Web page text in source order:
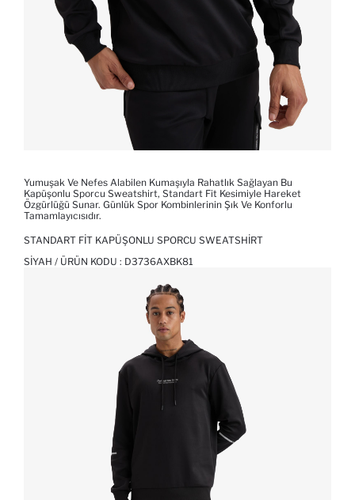
Yumuşak Ve Nefes Alabilen Kumaşıyla Rahatlık Sağlayan Bu
Kapüşonlu Sporcu Sweatshirt, Standart Fit Kesimiyle Hareket
Özgürlüğü Sunar. Günlük Spor Kombinlerinin Şık Ve Konforlu
Tamamlayıcısıdır.
STANDART FIT KAPÜŞONLU SPORCU SWEATSHIRT
SIYAH / ÜRÜN KODU : D3736AXBK81